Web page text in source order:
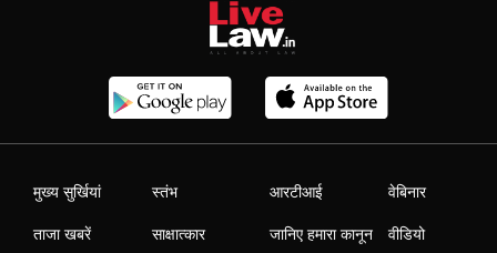
मुख्य सुर्खियां
ताजा खबरें
स्तंभ
साक्षात्कार
आरटीआई
जानिए हमारा कानून
वेबिनार
वीडियो